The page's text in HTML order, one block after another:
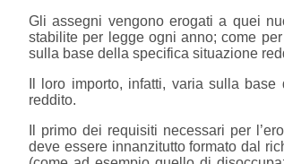
Gli assegni vengono erogati a quei
stabilite per legge ogni anno; come
sulla base della specifica situazione
Il loro importo, infatti, varia sulla
reddito.
Il primo dei requisiti necessari per
deve essere innanzitutto formato dal